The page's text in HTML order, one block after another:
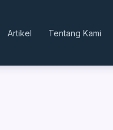
Artikel Tentang Kami